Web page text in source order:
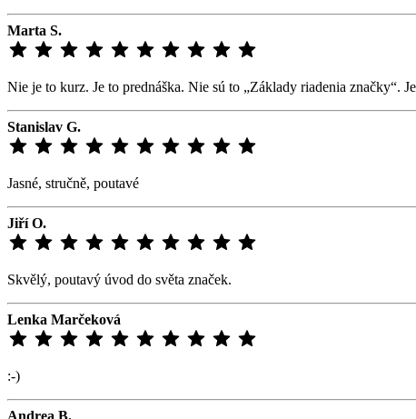
Marta S.
Nie je to kurz. Je to prednáška. Nie sú to „Základy riadenia značky“.
Stanislav G.
Jasné, stručně, poutavé
Jiří O.
Skvělý, poutavý úvod do světa značek.
Lenka Marčeková
:-)
Andrea B.